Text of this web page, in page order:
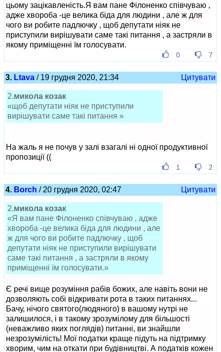
цьому зацікавленість.Я вам пане Філоненко співчуваю ,
адже хвороба -це велика біда для людини , але ж для
чого ви робите падлючку , щоб депутати ніяк не
приступили вирішувати саме такі питання , а застряли в
якому приміщенні їм голосувати.
0 7
3. Ltava / 19 грудня 2020, 21:34 Цитувати
2.микола козак
«щоб депутати ніяк не приступили
вирішувати саме такі питання »
На жаль я не почув у залі взагалі ні одної продуктивної
пропозиції ((
1 2
4. Borch / 20 грудня 2020, 02:47 Цитувати
2.микола козак
«Я вам пане Філоненко співчуваю , адже
хвороба -це велика біда для людини , але
ж для чого ви робите падлючку , щоб
депутати ніяк не приступили вирішувати
саме такі питання , а застряли в якому
приміщенні їм голосувати.»
Є речі вище розуміння рабів божих, але навіть вони не
дозволяють собі відкривати рота в таких питаннях...
Бачу, нічого святого(людяного) в вашому нутрі не
залишилося, і в такому зрозумілому для більшості
(неважливо яких поглядів) питанні, ви знайшли
незрозумілість! Мої податки краще підуть на підтримку
хворим, чим на откати при будівництві. А податків кожен